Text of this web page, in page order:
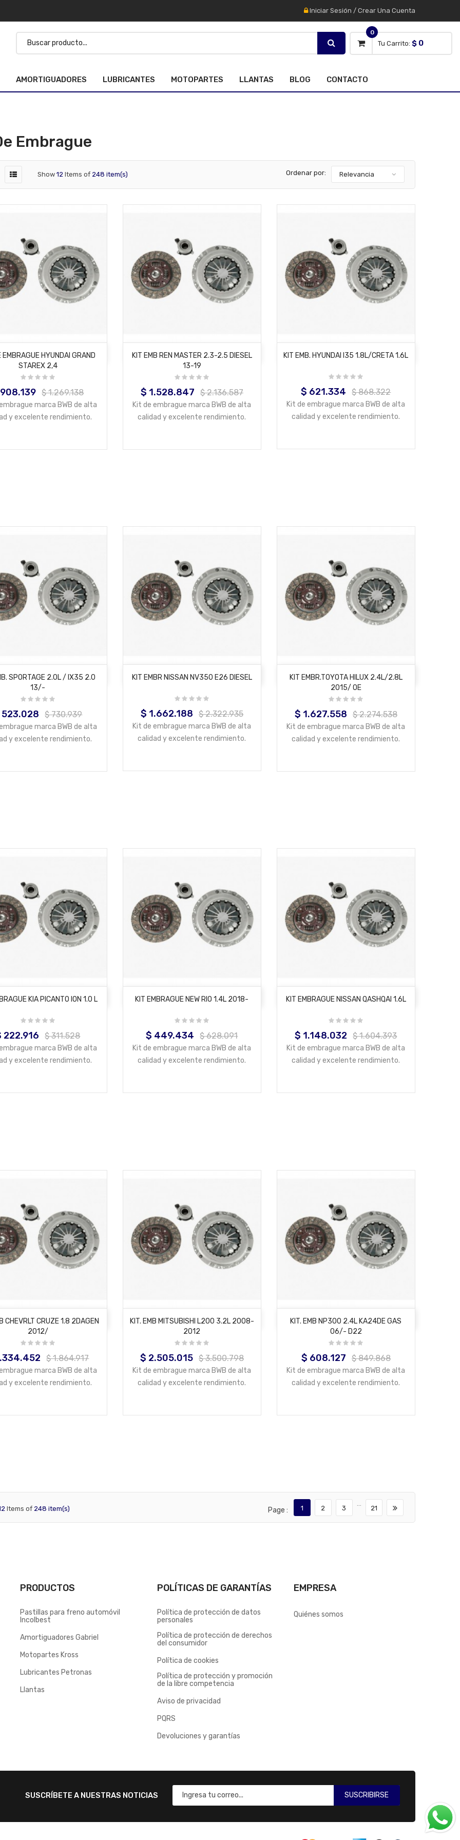
Iniciar Sesión / Crear Una Cuenta
Tu Carrito:
0
$ 0
AMORTIGUADORES LUBRICANTES MOTOPARTES LLANTAS BLOG CONTACTO
Embrague
Show 12 Items of 248 item(s) Ordenar por: Relevancia
AÑADIR AL CARRITO
EMBRAGUE HYUNDAI GRAND
STAREX 2,4
Precio
base
$ 1.269.138
marca BWB de alta
y excelente rendimiento.
AÑADIR AL CARRITO
KIT EMB REN MASTER 2.3-2.5 DIESEL
13-19
Precio
$ 1.528.847
Precio
base
$ 2.136.587
Kit de embrague marca BWB de alta
calidad y excelente rendimiento.
AÑADIR AL CARRITO
KIT EMB. HYUNDAI I35 1.8L/CRETA 1.6L
Precio
$ 621.334
Precio
base
$ 868.322
Kit de embrague marca BWB de alta
calidad y excelente rendimiento.
AÑADIR AL CARRITO
SPORTAGE 2.0L / IX35 2.0
13/-
523.028
Precio
base
$ 730.939
marca BWB de alta
y excelente rendimiento.
AÑADIR AL CARRITO
KIT EMBR NISSAN NV350 E26 DIESEL
Precio
$ 1.662.188
Precio
base
$ 2.322.935
Kit de embrague marca BWB de alta
calidad y excelente rendimiento.
AÑADIR AL CARRITO
KIT EMBR.TOYOTA HILUX 2.4L/2.8L
2015/ OE
Precio
$ 1.627.558
Precio
base
$ 2.274.538
Kit de embrague marca BWB de alta
calidad y excelente rendimiento.
AÑADIR AL CARRITO
KIA PICANTO ION 1.0 L
222.916
Precio
base
$ 311.528
marca BWB de alta
y excelente rendimiento.
AÑADIR AL CARRITO
KIT EMBRAGUE NEW RIO 1.4L 2018-
Precio
$ 449.434
Precio
base
$ 628.091
Kit de embrague marca BWB de alta
calidad y excelente rendimiento.
AÑADIR AL CARRITO
KIT EMBRAGUE NISSAN QASHQAI 1.6L
Precio
$ 1.148.032
Precio
base
$ 1.604.393
Kit de embrague marca BWB de alta
calidad y excelente rendimiento.
AÑADIR AL CARRITO
CHEVRLT CRUZE 1.8 2DAGEN
2012/
Precio
base
$ 1.864.917
marca BWB de alta
y excelente rendimiento.
AÑADIR AL CARRITO
KIT. EMB MITSUBISHI L200 3.2L 2008-
2012
Precio
$ 2.505.015
Precio
base
$ 3.500.798
Kit de embrague marca BWB de alta
calidad y excelente rendimiento.
AÑADIR AL CARRITO
KIT. EMB NP300 2.4L KA24DE GAS
06/- D22
Precio
$ 608.127
Precio
base
$ 849.868
Kit de embrague marca BWB de alta
calidad y excelente rendimiento.
Items of 248 item(s) Page : 1 2 3
…
21
PRODUCTOS
Pastillas para freno automóvil
Incolbest
Amortiguadores Gabriel
Motopartes Kross
Lubricantes Petronas
Llantas
POLÍTICAS DE GARANTÍAS
Política de protección de datos
personales
Política de protección de derechos
del consumidor
Política de cookies
Política de protección y promoción
de la libre competencia
Aviso de privacidad
PQRS
Devoluciones y garantías
EMPRESA
Quiénes somos
SUSCRÍBETE A NUESTRAS NOTICIAS SUSCRIBIRSE